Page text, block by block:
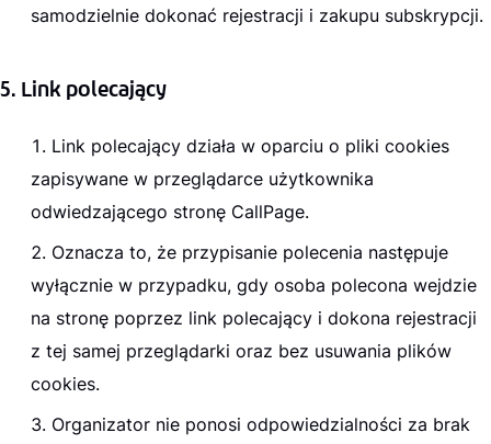
samodzielnie dokonać rejestracji i zakupu subskrypcji.
5. Link polecający
Link polecający działa w oparciu o pliki cookies
zapisywane w przeglądarce użytkownika
odwiedzającego stronę CallPage.
Oznacza to, że przypisanie polecenia następuje
wyłącznie w przypadku, gdy osoba polecona wejdzie
na stronę poprzez link polecający i dokona rejestracji
z tej samej przeglądarki oraz bez usuwania plików
cookies.
Organizator nie ponosi odpowiedzialności za brak